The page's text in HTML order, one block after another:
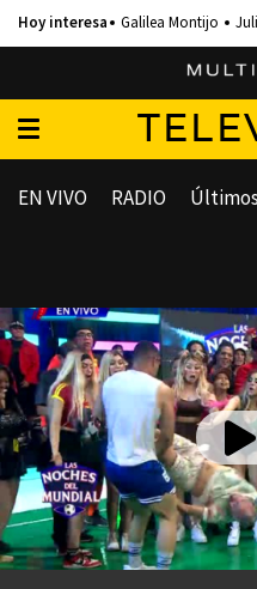
Galilea Montijo
EN VIVO RADIO